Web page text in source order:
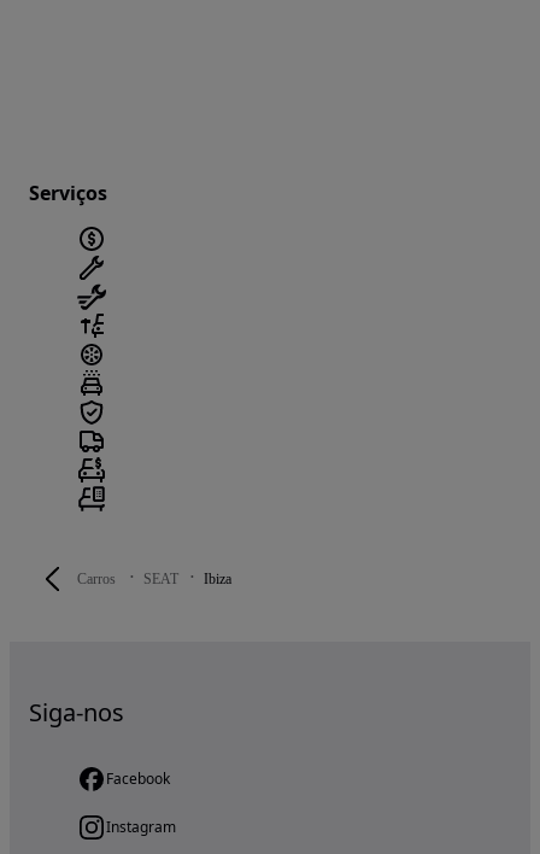
Carros SEAT Ibiza
Serviços
Siga-nos
Facebook
Instagram